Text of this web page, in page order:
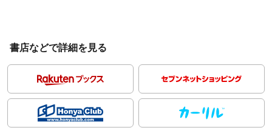
書店などで詳細を見る